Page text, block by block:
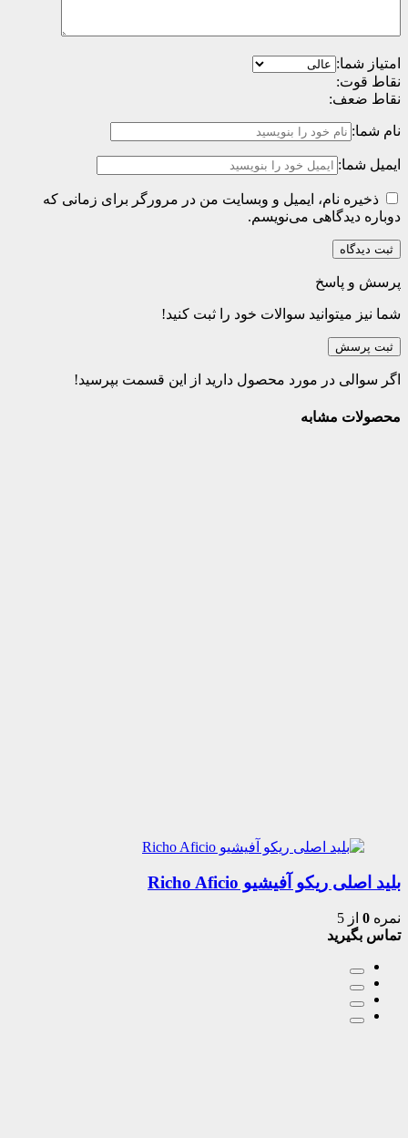
امتیاز شما:
نقاط قوت:
نقاط ضعف:
نام شما:
ایمیل شما:
ذخیره نام، ایمیل و وبسایت من در مرورگر برای زمانی که
دوباره دیدگاهی می‌نویسم.
پرسش و پاسخ
شما نیز میتوانید سوالات خود را ثبت کنید!
ثبت پرسش
اگر سوالی در مورد محصول دارید از این قسمت بپرسید!
محصولات مشابه
بلید اصلی ریکو آفیشیو Richo Aficio
نمره 0 از 5
تماس بگیرید